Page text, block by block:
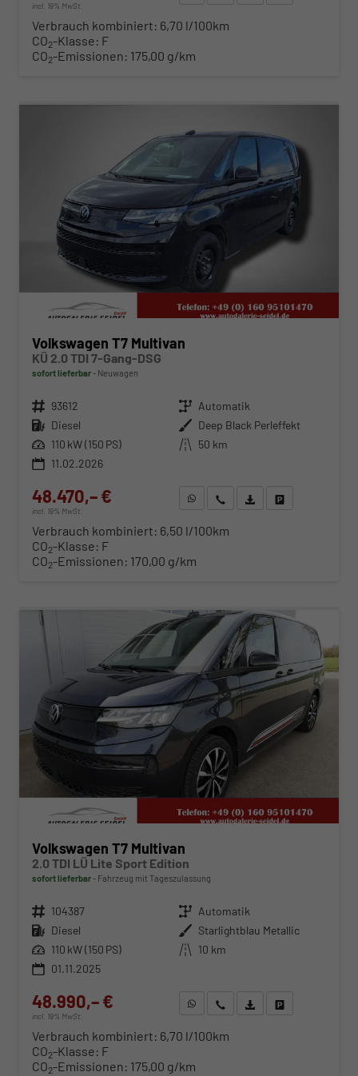
incl. 19% MwSt.
Verbrauch kombiniert: 6,70 l/100km
CO2-Klasse: F
CO2-Emissionen: 175,00 g/km
Volkswagen T7 Multivan
KÜ 2.0 TDI 7-Gang-DSG
sofort lieferbar Neuwagen
Fahrzeugnr. 93612 Getriebe Automatik
Kraftstoff Diesel Außenfarbe Deep Black Perleffekt
Leistung 110 kW (150 PS) Kilometerstand 50 km
11.02.2026
48.470,– €
incl. 19% MwSt.
WhatsApp anfragen
Wir rufen Sie anFahrzeugexposé (PDF)
Verbrauch kombiniert: 6,50 l/100km
CO2-Klasse: F
CO2-Emissionen: 170,00 g/km
Volkswagen T7 Multivan
2.0 TDI LÜ Lite Sport Edition
sofort lieferbar Fahrzeug mit Tageszulassung
Fahrzeugnr. 104387 Getriebe Automatik
Kraftstoff Diesel Außenfarbe Starlightblau Metallic
Leistung 110 kW (150 PS) Kilometerstand 10 km
01.11.2025
48.990,– €
incl. 19% MwSt.
WhatsApp anfragen
Wir rufen Sie anFahrzeugexposé (PDF)
Verbrauch kombiniert: 6,70 l/100km
CO2-Klasse: F
CO2-Emissionen: 175,00 g/km